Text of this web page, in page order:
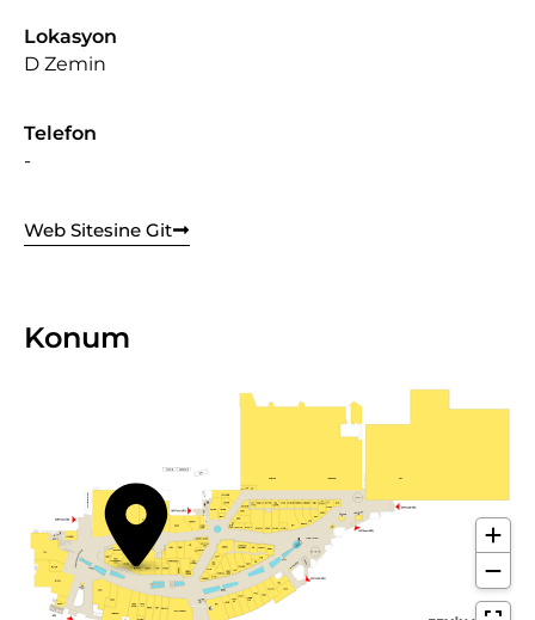
Lokasyon
D Zemin
Telefon
-
Web Sitesine Git
Konum